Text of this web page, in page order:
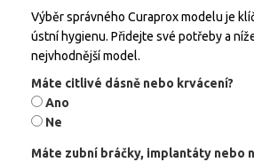
Výběr správného Curaprox modelu je
ústní hygienu. Přidejte své potřeby a
nejvhodnější model.
Máte citlivé dásně nebo krvácení?
Ano
Ne
Máte zubní bráčky, implantáty nebo